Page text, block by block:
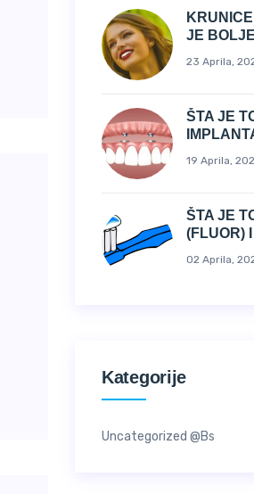
JE
23 Aprila,
ŠTA JE
19 Aprila,
ŠTA JE
(FLUOR)
02 Aprila,
Kategorije
Uncategorized @bs